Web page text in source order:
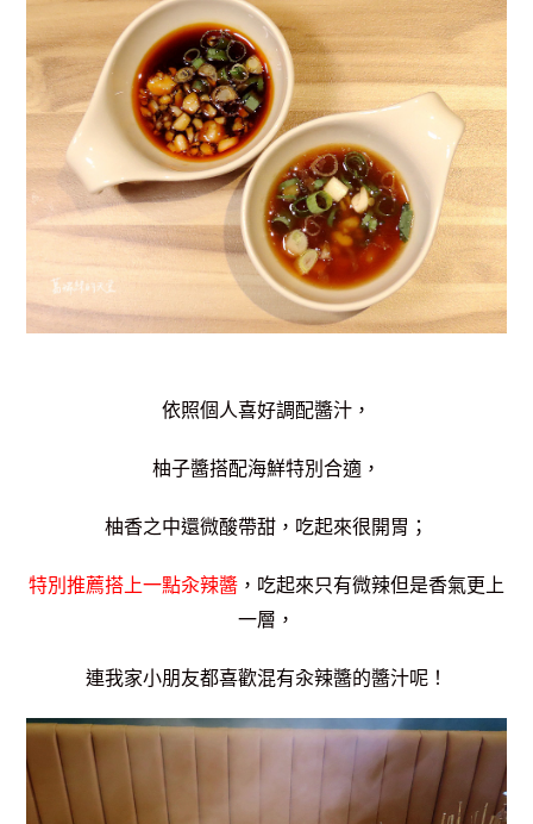
依照個人喜好調配醬汁，
柚子醬搭配海鮮特別合適，
柚香之中還微酸帶甜，吃起來很開胃；
特別推薦搭上一點汆辣醬 ，吃起來只有微辣但是香氣更上
一層，
連我家小朋友都喜歡混有汆辣醬的醬汁呢！